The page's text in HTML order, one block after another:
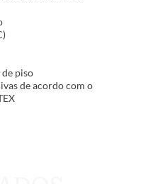
piso
de acordo com o